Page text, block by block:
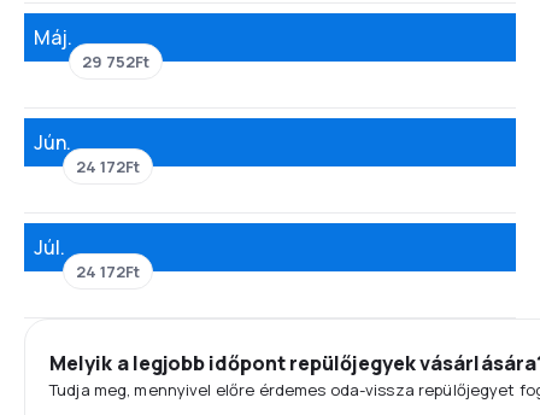
Máj.
29 752Ft
Jún.
24 172Ft
Júl.
24 172Ft
Melyik a legjobb időpont repülőjegyek
Tudja meg, mennyivel előre érdemes oda-vissza repülőjegyet